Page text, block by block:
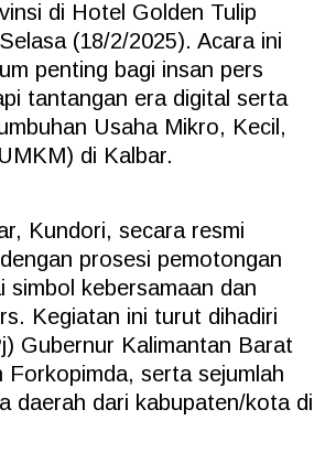
di Hotel Golden Tulip
(18/2/2025). Acara ini
penting bagi insan pers
tantangan era digital serta
Usaha Mikro, Kecil,
di Kalbar.
Kundori, secara resmi
prosesi pemotongan
simbol kebersamaan dan
Kegiatan ini turut dihadiri
Gubernur Kalimantan Barat
Forkopimda, serta sejumlah
daerah dari kabupaten/kota di